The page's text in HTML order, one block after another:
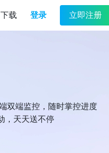
下载 登录 立即注册
双端监控，随时掌控进度
，天天送不停